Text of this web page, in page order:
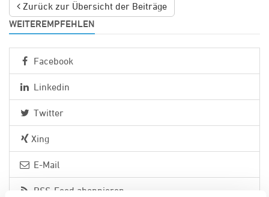
Zurück zur Übersicht der Beiträge
WEITEREMPFEHLEN
Facebook
Linkedin
Twitter
Xing
E-Mail
RSS-Feed abonnieren